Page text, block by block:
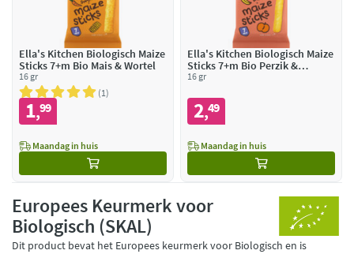
Ella's Kitchen Biologisch Maize
Sticks 7+m Bio Mais & Wortel
16 gr
1
1,99
Maandag in huis
Ella's Kitchen Biologisch Maize
Sticks 7+m Bio Perzik &
Banaan
16 gr
2,49
Maandag in huis
Europees Keurmerk voor
Biologisch (SKAL)
Dit product bevat het Europees keurmerk voor Biologisch en is